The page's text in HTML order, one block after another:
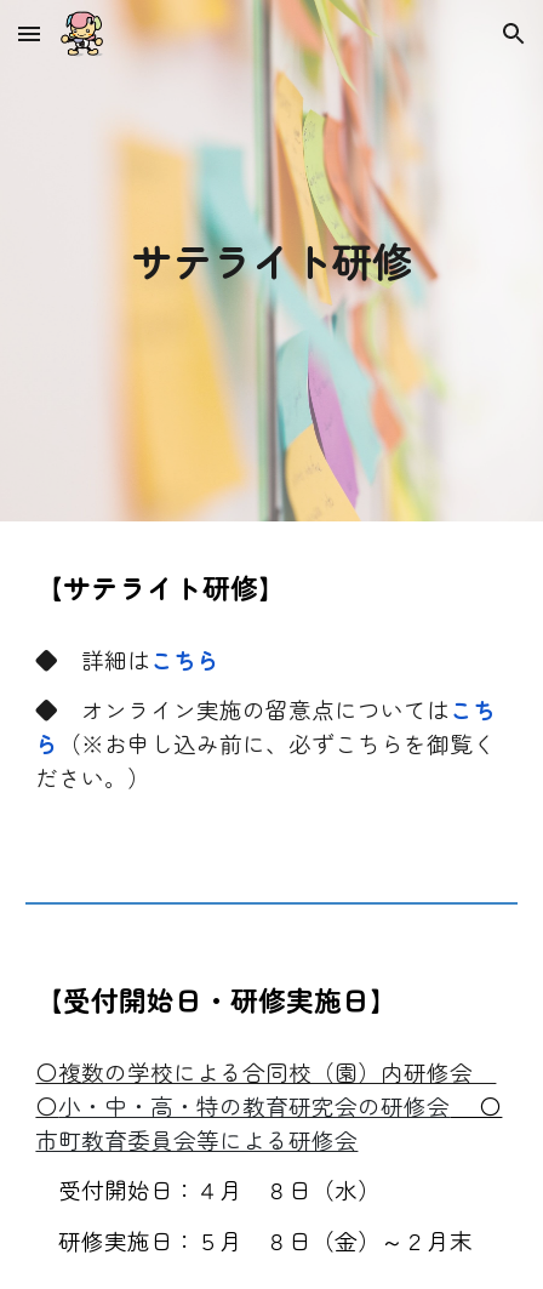
Skip to main content Skip to navigation
サテライト研修
【サテライト研修】
◆ 詳細はこちら
◆ オンライン実施の留意点についてはこち
ら （※お申し込み前に、必ずこちらを御覧く
ださい。）
【受付開始日・研修実施日】
〇複数の学校による合同校（園）内研修会
〇小・中・高・特の教育研究会の研修会 〇
市町教育委員会等による研修会
受付開始日：４月
８ 日（水）
研修実施日：５月
８ 日（金）～２月末